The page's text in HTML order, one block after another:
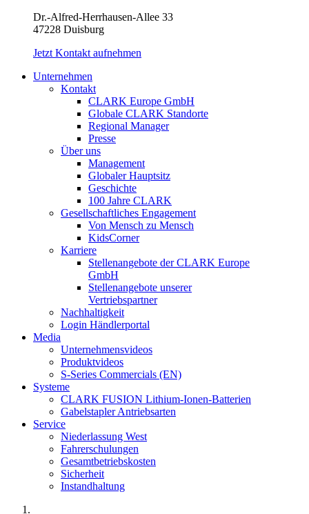
Dr.-Alfred-Herrhausen-Allee 33
47228 Duisburg
Jetzt Kontakt aufnehmen
Unternehmen
Kontakt
CLARK Europe GmbH
Globale CLARK Standorte
Regional Manager
Presse
Über uns
Management
Globaler Hauptsitz
Geschichte
100 Jahre CLARK
Gesellschaftliches Engagement
Von Mensch zu Mensch
KidsCorner
Karriere
Stellenangebote der CLARK Europe
GmbH
Stellenangebote unserer
Vertriebspartner
Nachhaltigkeit
Login Händlerportal
Media
Unternehmensvideos
Produktvideos
S-Series Commercials (EN)
Systeme
CLARK FUSION Lithium-Ionen-Batterien
Gabelstapler Antriebsarten
Service
Niederlassung West
Fahrerschulungen
Gesamtbetriebskosten
Sicherheit
Instandhaltung